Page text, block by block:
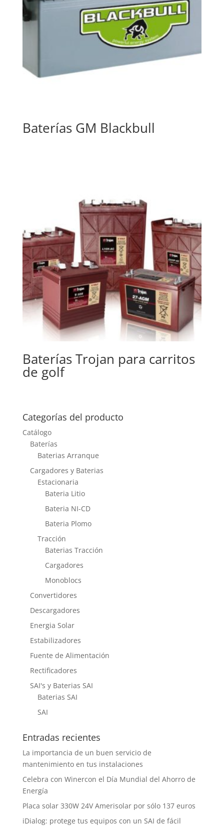
Baterías GM Blackbull
Baterías Trojan para carritos
de golf
Categorías del producto
Catálogo
Baterías
Baterias Arranque
Cargadores y Baterias
Estacionaria
Bateria Litio
Bateria NI-CD
Bateria Plomo
Tracción
Baterias Tracción
Cargadores
Monoblocs
Convertidores
Descargadores
Energia Solar
Estabilizadores
Fuente de Alimentación
Rectificadores
SAI's y Baterias SAI
Baterias SAI
SAI
Entradas recientes
La importancia de un buen servicio de
mantenimiento en tus instalaciones
Celebra con Winercon el Día Mundial del Ahorro de
Energía
Placa solar 330W 24V Amerisolar por sólo 137 euros
iDialog: protege tus equipos con un SAI de fácil